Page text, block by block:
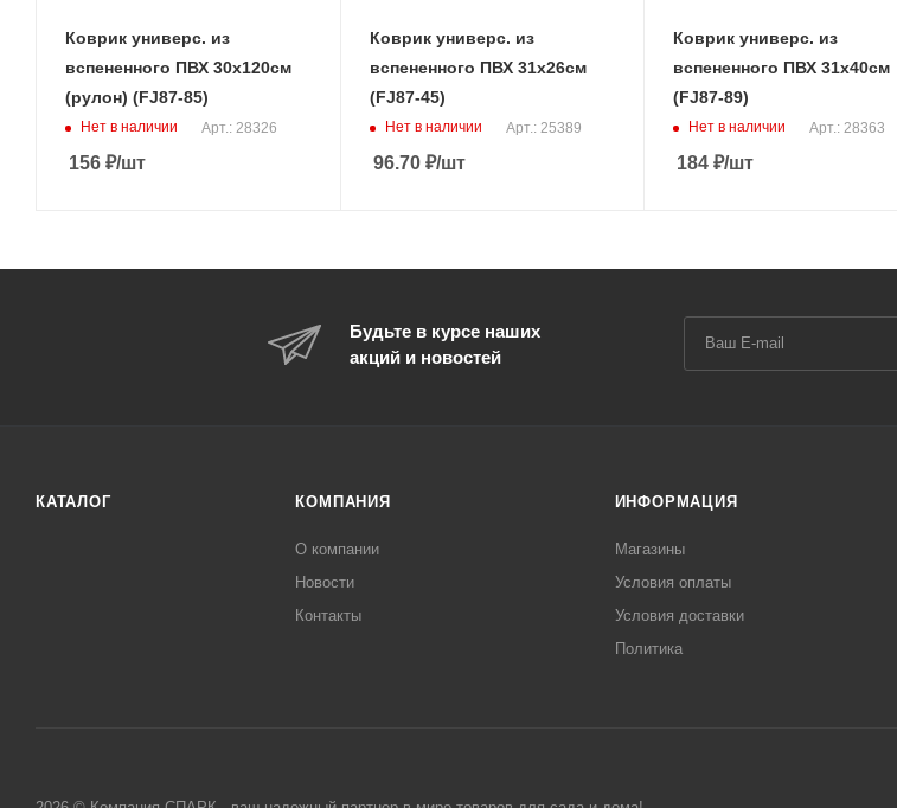
Коврик универс. из
вспененного ПВХ 30х120см
(рулон) (FJ87-85)
Нет в наличии Арт.: 28326
156 ₽/шт
Коврик универс. из
вспененного ПВХ 31х26см
(FJ87-45)
Нет в наличии Арт.: 25389
96.70₽/шт
Коврик универс. из
вспененного ПВХ 31х40см
(FJ87-89)
Нет в наличии Арт.: 28363
184 ₽/шт
Будьте в курсе наших
акций и новостей
КАТАЛОГ КОМПАНИЯ
О компании
Новости
Контакты
ИНФОРМАЦИЯ
Магазины
Условия оплаты
Условия доставки
Политика